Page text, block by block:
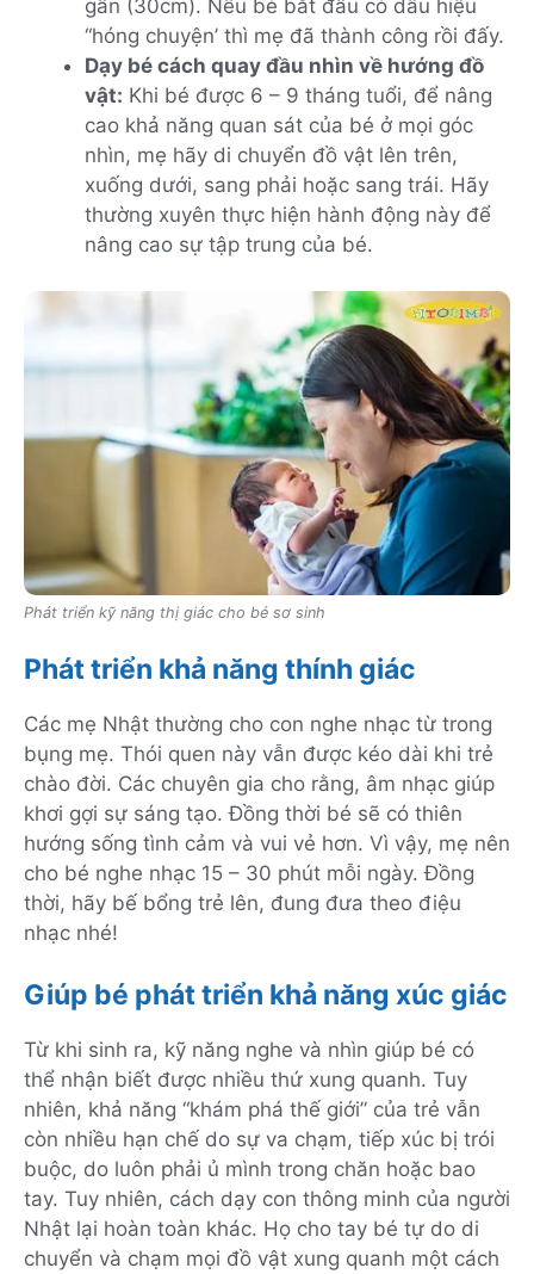
gần (30cm). Nếu bé bắt đầu có dấu hiệu
“hóng chuyện’ thì mẹ đã thành công rồi đấy.
Dạy bé cách quay đầu nhìn về hướng đồ
vật: Khi bé được 6 – 9 tháng tuổi, để nâng
cao khả năng quan sát của bé ở mọi góc
nhìn, mẹ hãy di chuyển đồ vật lên trên,
xuống dưới, sang phải hoặc sang trái. Hãy
thường xuyên thực hiện hành động này để
nâng cao sự tập trung của bé.
Phát triển kỹ năng thị giác cho bé sơ sinh
Phát triển khả năng thính giác
Các mẹ Nhật thường cho con nghe nhạc từ trong
bụng mẹ. Thói quen này vẫn được kéo dài khi trẻ
chào đời. Các chuyên gia cho rằng, âm nhạc giúp
khơi gợi sự sáng tạo. Đồng thời bé sẽ có thiên
hướng sống tình cảm và vui vẻ hơn. Vì vậy, mẹ nên
cho bé nghe nhạc 15 – 30 phút mỗi ngày. Đồng
thời, hãy bế bổng trẻ lên, đung đưa theo điệu
nhạc nhé!
Giúp bé phát triển khả năng xúc giác
Từ khi sinh ra, kỹ năng nghe và nhìn giúp bé có
thể nhận biết được nhiều thứ xung quanh. Tuy
nhiên, khả năng “khám phá thế giới” của trẻ vẫn
còn nhiều hạn chế do sự va chạm, tiếp xúc bị trói
buộc, do luôn phải ủ mình trong chăn hoặc bao
tay. Tuy nhiên, cách dạy con thông minh của người
Nhật lại hoàn toàn khác. Họ cho tay bé tự do di
chuyển và chạm mọi đồ vật xung quanh một cách